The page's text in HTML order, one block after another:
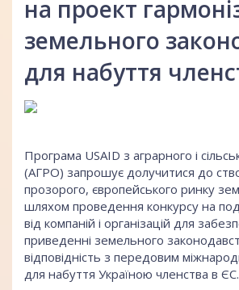
на проект
земельного
для набуття
Програма USAID з аграрного і
(АГРО) запрошує долучитися до
прозорого, європейського ринку
шляхом проведення конкурсу на
від компаній і організацій для
приведенні земельного
відповідність з передовим
для набуття Україною членства в ЄС.